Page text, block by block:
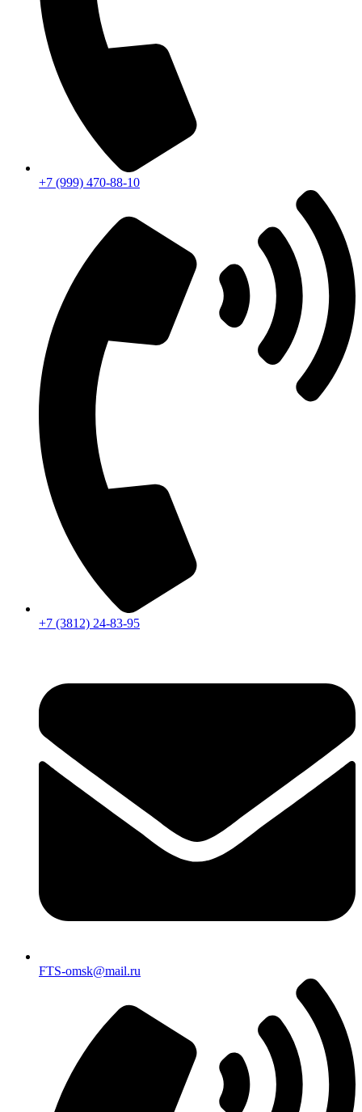
+7 (999) 470-88-10
+7 (3812) 24-83-95
FTS-omsk@mail.ru